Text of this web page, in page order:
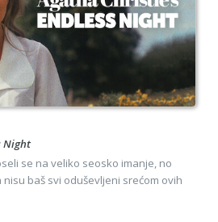
Night
se na veliko seosko imanje, no
baš svi oduševljeni srećom ovih